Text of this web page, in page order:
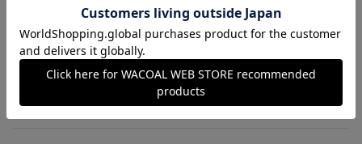
り、バック上辺はフラット仕上げで気になる背中の段差も軽減。
デザインは華やかに、シルエットはすっきり、フルカップブラの
安定感のあるつけごこちを楽しめます。
実際の商品をご覧いただける取扱店舗はこちらからご確認いただ
※店舗によっては、取扱のない商品（サイズ/カラー）もありま
す。詳しくは、店舗にご確認ください。
お支払方法について
お支払い方法は下記よりお選びいただけます。
代金引換